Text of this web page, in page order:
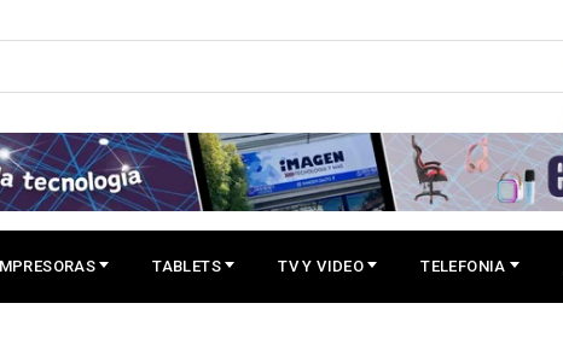
TABLETS TV Y VIDEO TELEFONIA